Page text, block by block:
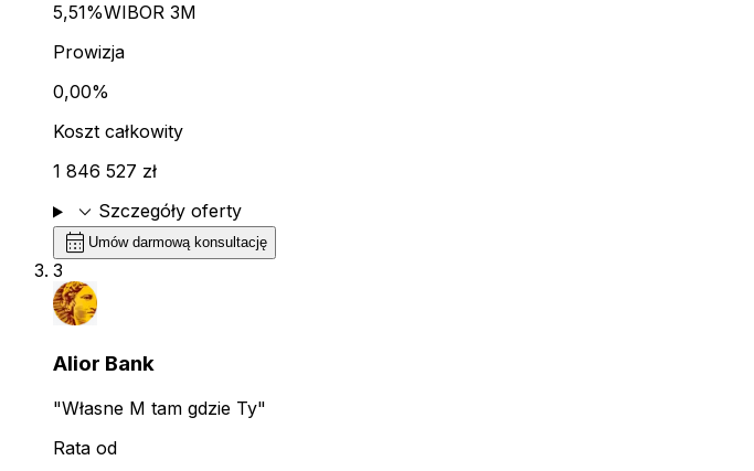
5,51%WIBOR 3M
Prowizja
0,00%
Koszt całkowity
1 846 527 zł
expand_more Szczegóły oferty
calendar_month Umów darmową konsultację
3
Alior Bank
"Własne M tam gdzie Ty"
Rata od